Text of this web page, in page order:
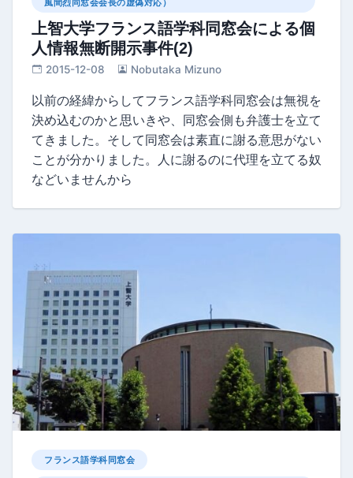
風間烈同窓会会長の虚偽対応）
上智大学フランス語学科同窓会による個
人情報無断開示事件(2)
2015-12-08 Nobutaka Mizuno
以前の経緯からしてフランス語学科同窓会は無視を
決め込むのかと思いきや、同窓会側も弁護士を立て
てきました。そして同窓会は素直に謝る意思がない
ことが分かりました。人に謝るのに代理を立てる奴
などいませんから
フランス語学科同窓会